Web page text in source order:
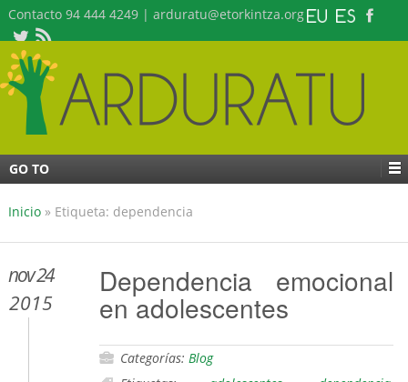
Contacto 94 444 4249 | arduratu@etorkintza.org
GO TO
Inicio» Etiqueta: dependencia
nov 24
2015
Dependencia emocional
en adolescentes
Categorías: Blog